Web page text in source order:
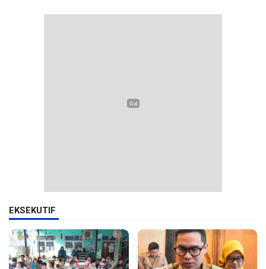
EKSEKUTIF